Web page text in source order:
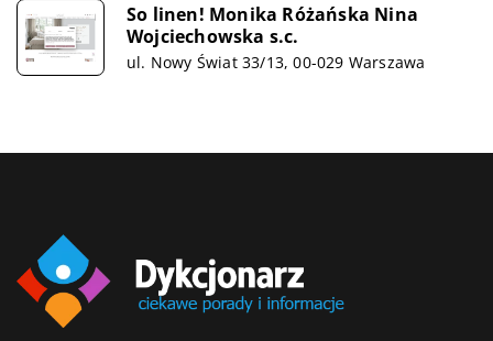
So linen! Monika Różańska Nina
Wojciechowska s.c.
ul. Nowy Świat 33/13, 00-029 Warszawa